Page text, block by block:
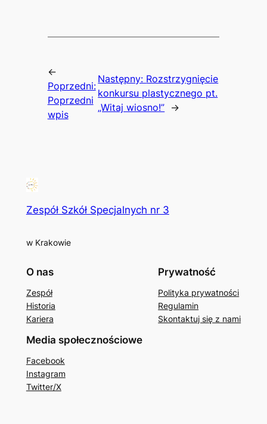
←
Poprzedni:
Poprzedni
wpis
Następny: Rozstrzygnięcie
konkursu plastycznego pt.
„Witaj wiosno!” →
Zespół Szkół Specjalnych nr 3
w Krakowie
O nas
Zespół
Historia
Kariera
Prywatność
Polityka prywatności
Regulamin
Skontaktuj się z nami
Media społecznościowe
Facebook
Instagram
Twitter/X